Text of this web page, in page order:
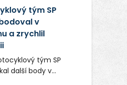
tělní tekutinu
potřeba doplnit
vždy v létě,
úrazů. Česká
pojišťovna
všechny, kteří se
aby se stali
tým SP
v
a zrychlil
tým SP
další body v